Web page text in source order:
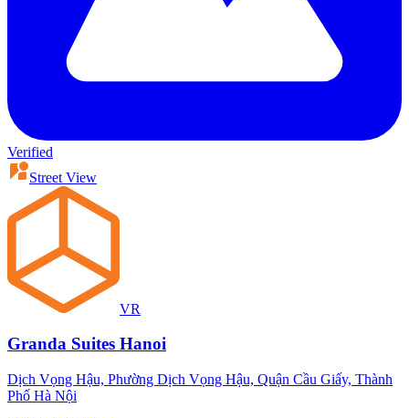
Verified
Street View
VR
Granda Suites Hanoi
Dịch Vọng Hậu, Phường Dịch Vọng Hậu, Quận Cầu Giấy, Thành
Phố Hà Nội